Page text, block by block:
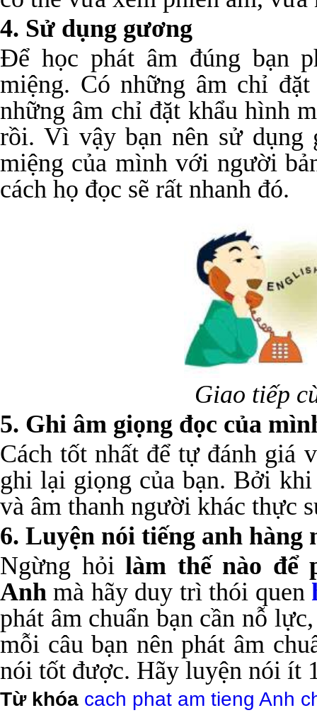
4. Sử dụng gương
Để học phát âm đúng bạn
miệng. Có những âm chỉ
những âm chỉ đặt khẩu hình
rồi. Vì vậy bạn nên sử dụng
miệng của mình với người
cách họ đọc sẽ rất nhanh đó.
Giao tiếp
5. Ghi âm giọng đọc của
Cách tốt nhất để tự đánh giá
ghi lại giọng của bạn. Bởi
và âm thanh người khác thực
6. Luyện nói tiếng anh hàng
Ngừng hỏi làm thế nào để
Anh mà hãy duy trì thói quen
phát âm chuẩn bạn cần nỗ
mỗi câu bạn nên phát âm
nói tốt được. Hãy luyện nói ít
Từ khóa cach phat am tieng Anh